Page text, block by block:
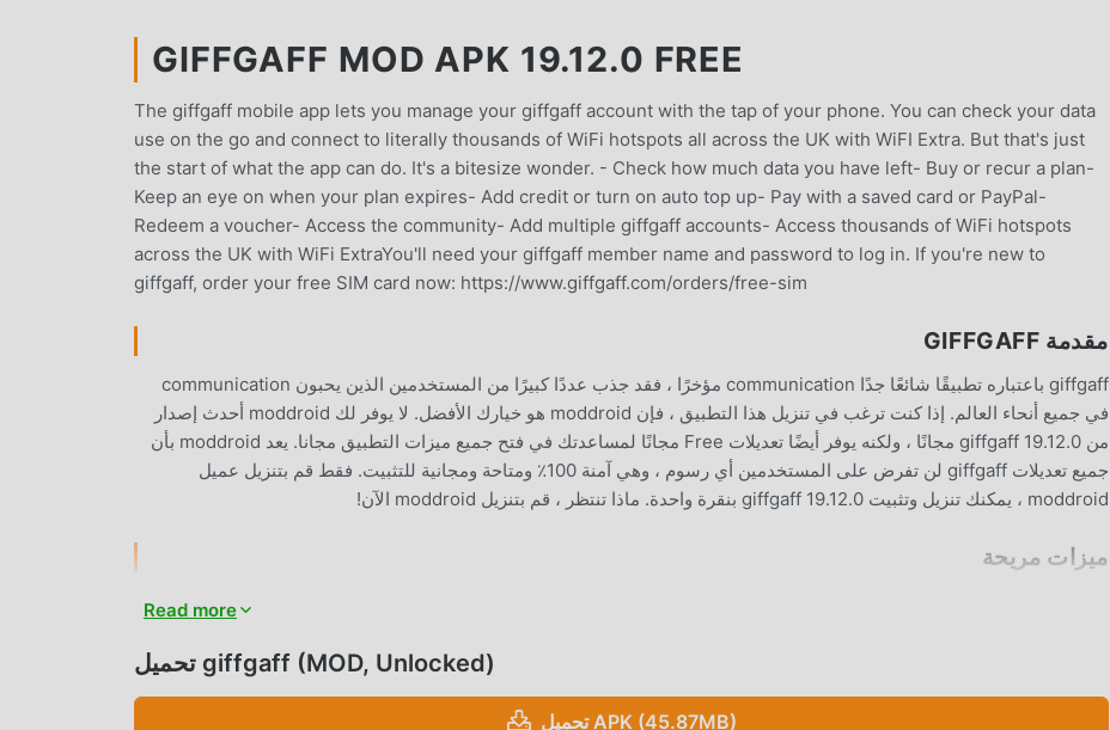
GIFFGAFF MOD APK 19.12.0 FREE
The giffgaff mobile app lets you manage your giffgaff account with the tap of your phone. You can check your data
use on the go and connect to literally thousands of WiFi hotspots all across the UK with WiFI Extra. But that's just
the start of what the app can do. It's a bitesize wonder. - Check how much data you have left- Buy or recur a plan-
Keep an eye on when your plan expires- Add credit or turn on auto top up- Pay with a saved card or PayPal-
Redeem a voucher- Access the community- Add multiple giffgaff accounts- Access thousands of WiFi hotspots
across the UK with WiFi ExtraYou'll need your giffgaff member name and password to log in. If you're new to
giffgaff, order your free SIM card now: https://www.giffgaff.com/orders/free-sim
مقدمة GIFFGAFF
giffgaff باعتباره تطبيقًا شائعًا جدًا communication مؤخرًا ، فقد جذب عددًا كبيرًا من المستخدمين الذين يحبون communication
في جميع أنحاء العالم. إذا كنت ترغب في تنزيل هذا التطبيق ، فإن moddroid هو خيارك الأفضل. لا يوفر لك moddroid أحدث إصدار
من giffgaff 19.12.0 مجانًا ، ولكنه يوفر أيضًا تعديلات Free مجانًا لمساعدتك في فتح جميع ميزات التطبيق مجانا. يعد moddroid بأن
جميع تعديلات giffgaff لن تفرض على المستخدمين أي رسوم ، وهي آمنة 100٪ ومتاحة ومجانية للتثبيت. فقط قم بتنزيل عميل
moddroid ، يمكنك تنزيل وتثبيت giffgaff 19.12.0 بنقرة واحدة. ماذا تنتظر ، قم بتنزيل moddroid الآن!
ميزات مريحة
giffgaff باعتباره تطبيقًا شائعًا communication ، جذبت وظائفه القوية عددًا كبيرًا من المستخدمين. مقارنةً بالتطبيقات التقليدية
تجربة جميع الوظائف ، وهي مجانية تمامًا! بالإضافة إلى ذلك ، يدعم moddroid أيضًا تطبيق communication للمعجبين لتبادل
Read more
تحميل giffgaff (MOD, Unlocked)
تحميل APK (45.87MB)